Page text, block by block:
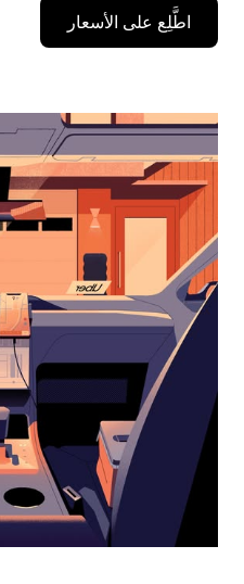
اضغط
على
مفتاح
للأسفل
لاستخدام
التقويم
التاريخ.
اضغط
على
زر
الخروج
لإغلاق
التقويم.
اطَّلِع على الأسعار